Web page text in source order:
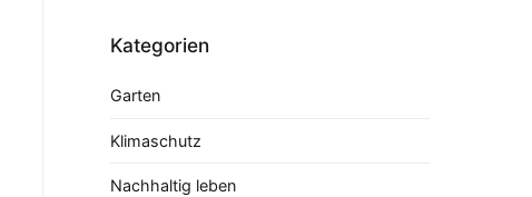
Kategorien
Garten
Klimaschutz
Nachhaltig leben